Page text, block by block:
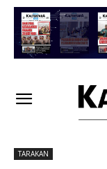
TARAKAN